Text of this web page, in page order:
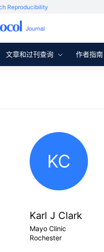
Reproducibility
文章和过刊查询 作者指南
KC
Karl J Clark
Mayo Clinic
Rochester